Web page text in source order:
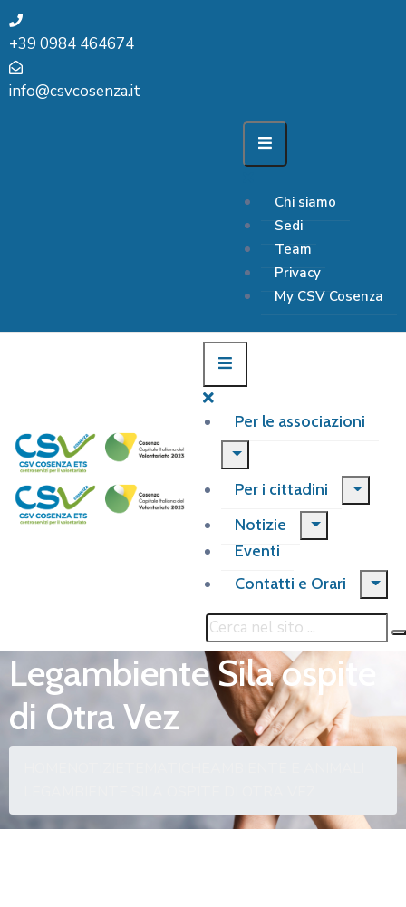
+39 0984 464674
info@csvcosenza.it
Chi siamo
Sedi
Team
Privacy
My CSV Cosenza
Per le associazioni
Per i cittadini
Notizie
Eventi
Contatti e Orari
Legambiente Sila ospite
di Otra Vez